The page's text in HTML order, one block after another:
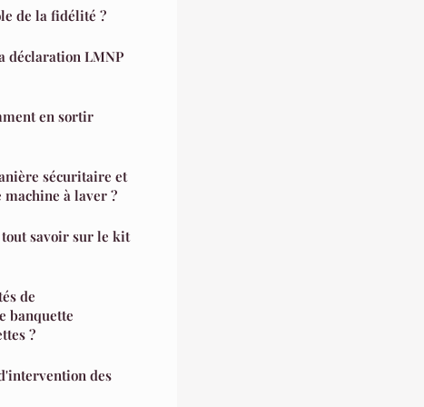
de la fidélité ?
déclaration LMNP
en sortir
sécuritaire et
machine à laver ?
tout savoir sur le kit
de
banquette
?
des